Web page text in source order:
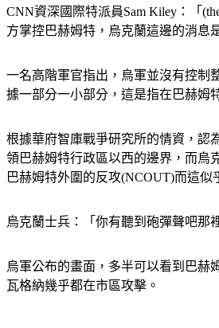
CNN資深國際特派員Sam Kiley：「
方掌控巴赫姆特，烏克蘭這邊的消息
一名高階軍官指出，烏軍並沒有控制
據一部分一小部分，這是指在巴赫姆
根據華府智庫戰爭研究所的情資，認
領巴赫姆特行政區以西的邊界，而烏
巴赫姆特外圍的反攻(NCOUT)而這似
烏克蘭士兵：「你有聽到砲彈聲吧那
烏軍公布的畫面，多半可以看到巴赫
瓦格納幾乎都在市區攻擊。